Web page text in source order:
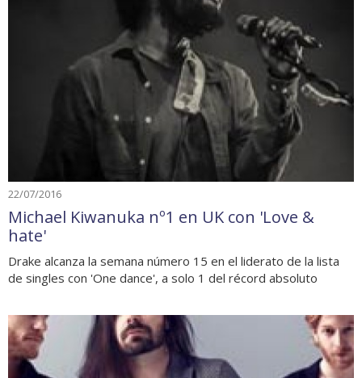
22/07/2016
Michael Kiwanuka nº1 en UK con 'Love &
hate'
Drake alcanza la semana número 15 en el liderato de la lista
de singles con 'One dance', a solo 1 del récord absoluto